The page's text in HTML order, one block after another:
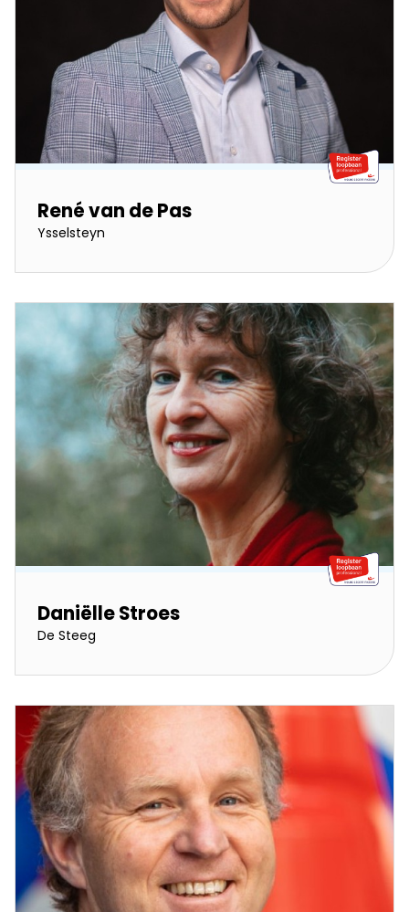
René van de Pas
Ysselsteyn
Daniëlle Stroes
De Steeg